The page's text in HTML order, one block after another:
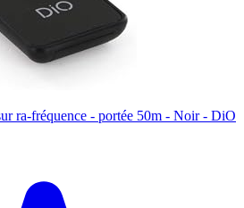
ra-fréquence - portée 50m - Noir - DiO